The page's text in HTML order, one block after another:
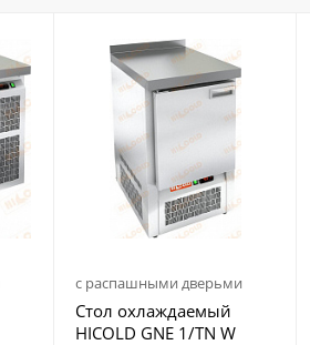
с распашными дверьми
Стол охлаждаемый
HICOLD GNE 1/TN W